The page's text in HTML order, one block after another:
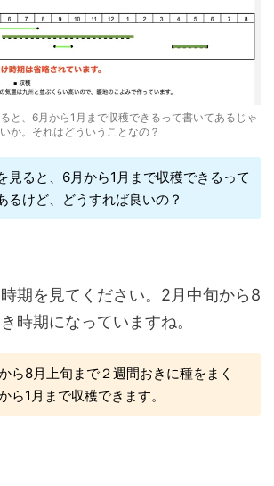
と、6月から1月まで収穫できるって書いてあるじゃ
か。それはどういうことなの？
見ると、6月から1月まで収穫できるって
るけど、どうすれば良いの？
期を見てください。2月中旬から8
時期になっていますね。
ら8月上旬まで２週間おきに種をまく
ら1月まで収穫できます。